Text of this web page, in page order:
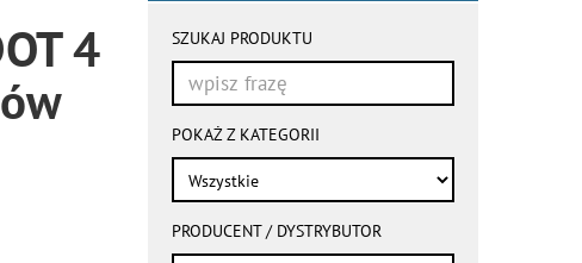
wyszukiwania
automatycznie
SZUKAJ PRODUKTU
POKAŻ Z KATEGORII
PRODUCENT / DYSTRYBUTOR
4